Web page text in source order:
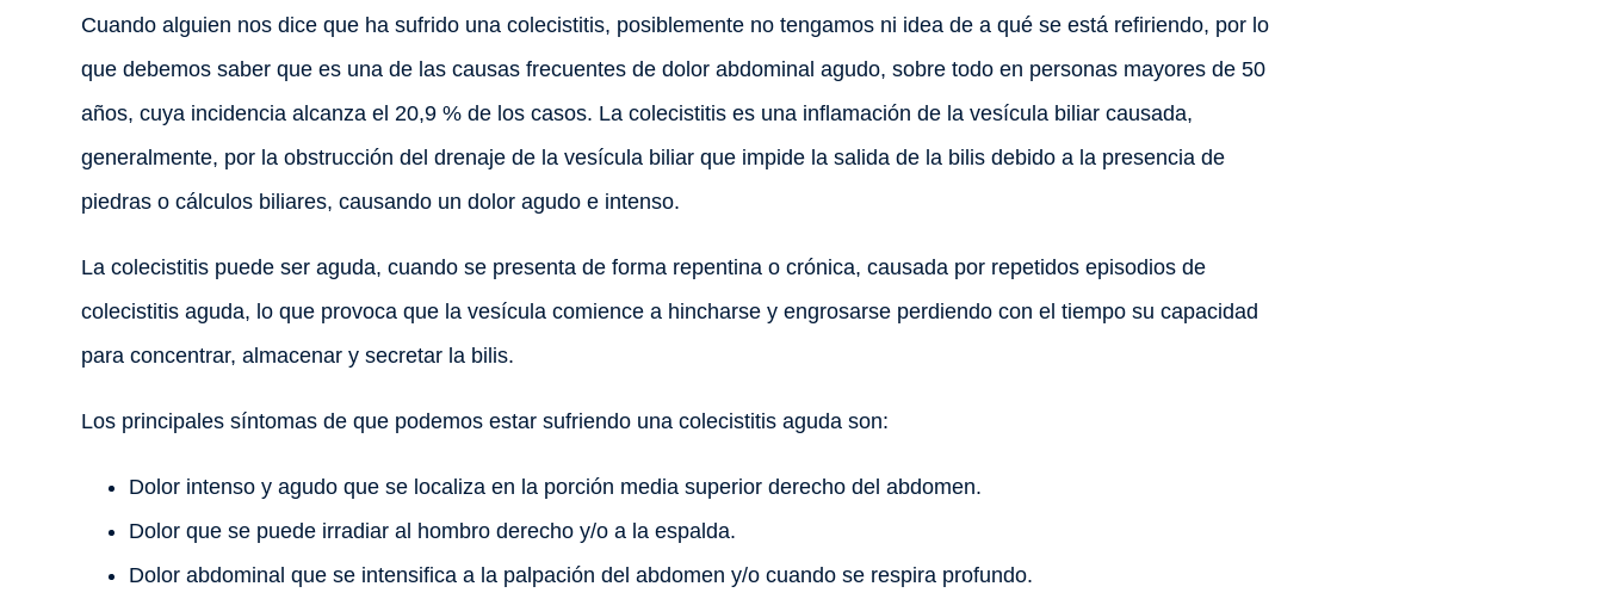
Cuando alguien nos dice que ha sufrido una colecistitis, posiblemente no tengamos ni idea de a qué se está refiriendo, por lo
que debemos saber que es una de las causas frecuentes de dolor abdominal agudo, sobre todo en personas mayores de 50
años, cuya incidencia alcanza el 20,9 % de los casos. La colecistitis es una inflamación de la vesícula biliar causada,
generalmente, por la obstrucción del drenaje de la vesícula biliar que impide la salida de la bilis debido a la presencia de
piedras o cálculos biliares, causando un dolor agudo e intenso.
La colecistitis puede ser aguda, cuando se presenta de forma repentina o crónica, causada por repetidos episodios de
colecistitis aguda, lo que provoca que la vesícula comience a hincharse y engrosarse perdiendo con el tiempo su capacidad
para concentrar, almacenar y secretar la bilis.
Los principales síntomas de que podemos estar sufriendo una colecistitis aguda son:
Dolor intenso y agudo que se localiza en la porción media superior derecho del abdomen.
Dolor que se puede irradiar al hombro derecho y/o a la espalda.
Dolor abdominal que se intensifica a la palpación del abdomen y/o cuando se respira profundo.